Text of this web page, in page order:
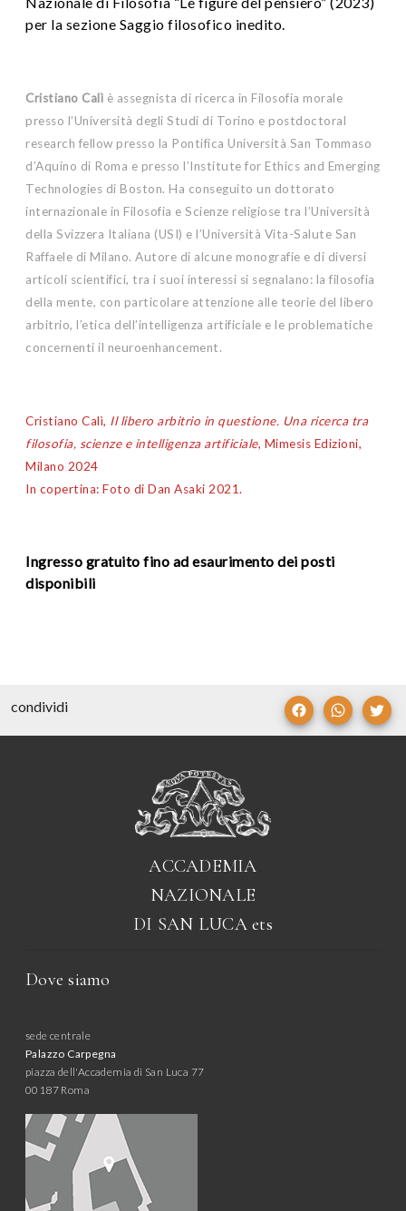
per la sezione Saggio filosofico inedito.
Cristiano Calì è assegnista di ricerca in Filosofia morale
presso l’Università degli Studi di Torino e postdoctoral
research fellow presso la Pontifica Università San Tommaso
d’Aquino di Roma e presso l’Institute for Ethics and Emerging
Technologies di Boston. Ha conseguito un dottorato
internazionale in Filosofia e Scienze religiose tra l’Università
della Svizzera Italiana (USI) e l’Università Vita-Salute San
Raffaele di Milano. Autore di alcune monografie e di diversi
articoli scientifici, tra i suoi interessi si segnalano: la filosofia
della mente, con particolare attenzione alle teorie del libero
arbitrio, l’etica dell’intelligenza artificiale e le problematiche
concernenti il neuroenhancement.
Cristiano Calì, Il libero arbitrio in questione. Una ricerca tra
filosofia, scienze e intelligenza artificiale, Mimesis Edizioni,
Milano 2024
In copertina: Foto di Dan Asaki 2021.
Ingresso gratuito fino ad esaurimento dei posti
disponibili
condividi
ACCADEMIA
NAZIONALE
DI SAN LUCAets
Dove siamo
sede centrale
Palazzo Carpegna
piazza dell'Accademia di San Luca 77
00187 Roma